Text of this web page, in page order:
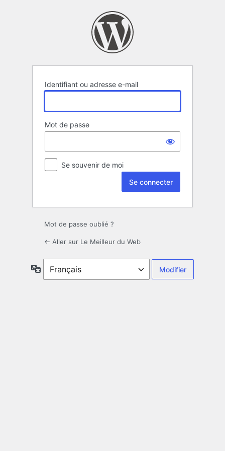
Identifiant ou adresse e-mail
Mot de passe
Se souvenir de moi
Mot de passe oublié ?
← Aller sur Le Meilleur du Web
Langue